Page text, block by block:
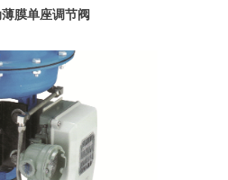
膜单座调节阀